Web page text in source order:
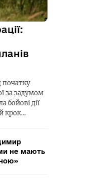
початку
за задумом
бойові дії
крок…
не мають